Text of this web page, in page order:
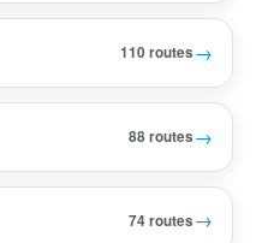
110 routes→
88 routes→
74 routes→